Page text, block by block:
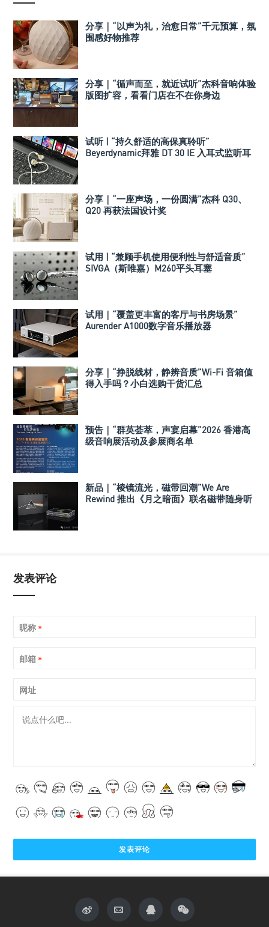
分享｜“以声为礼，治愈日常”千元预算，氛
围感好物推荐
分享｜“循声而至，就近试听”杰科音响体验
版图扩容，看看门店在不在你身边
试听 | “持久舒适的高保真聆听”
Beyerdynamic拜雅 DT 30 IE 入耳式监听耳
分享｜“一座声场，一份圆满”杰科 Q30、
Q20 再获法国设计奖
试用 | “兼顾手机使用便利性与舒适音质”
SIVGA（斯唯嘉）M260平头耳塞
试用｜“覆盖更丰富的客厅与书房场景”
Aurender A1000数字音乐播放器
分享｜“挣脱线材，静辨音质”Wi-Fi 音箱值
得入手吗？小白选购干货汇总
预告｜“群英荟萃，声宴启幕”2026 香港高
级音响展活动及参展商名单
新品｜“棱镜流光，磁带回潮”We Are
Rewind 推出《月之暗面》联名磁带随身听
发表评论
昵称 *
邮箱 *
网址